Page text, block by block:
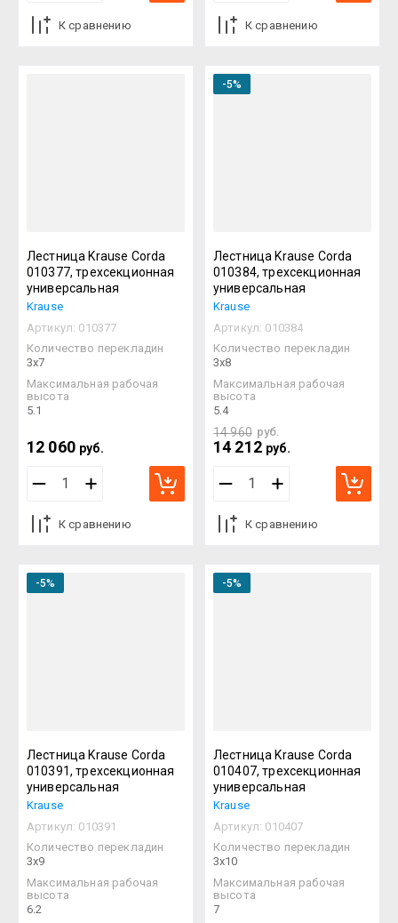
К сравнению К сравнению
Лестница Krause Corda
010377, трехсекционная
универсальная
Krause
Артикул: 010377
Количество перекладин
3х7
Максимальная рабочая
высота
5.1
12 060 руб.
К сравнению
-5%
Лестница Krause Corda
010384, трехсекционная
универсальная
Krause
Артикул: 010384
Количество перекладин
3х8
Максимальная рабочая
высота
5.4
14 960 руб.
14 212 руб.
К сравнению
-5%
Лестница Krause Corda
010391, трехсекционная
универсальная
Krause
Артикул: 010391
Количество перекладин
3х9
Максимальная рабочая
высота
6.2
-5%
Лестница Krause Corda
010407, трехсекционная
универсальная
Krause
Артикул: 010407
Количество перекладин
3х10
Максимальная рабочая
высота
7